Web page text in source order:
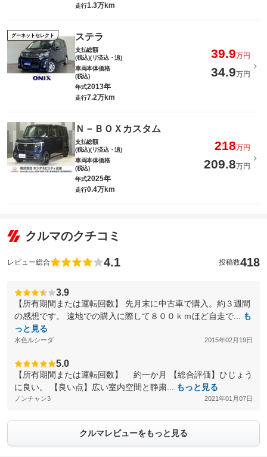
走行1.3万km
グーネットセレクト ステラ
支払総額
(税込)(リ済込・追)
39.9万円
車両本体価格
(税込)
34.9万円
年式2013年
走行7.2万km
Ｎ－ＢＯＸカスタム
支払総額
(税込)(リ済込・追)
218万円
車両本体価格
(税込)
209.8万円
年式2025年
走行0.4万km
クルマのクチコミ
レビュー総合 4.1 投稿数418
3.9
【所有期間または運転回数】 先月末に中古車で購入。約３週間
の感想です。 遠地での購入に際して８００ｋｍほど自走で...
も
っと見る
水色ルシーダ 2015年02月19日
5.0
【所有期間または運転回数】 約一か月 【総合評価】ひじょう
に良い。 【良い点】広い室内空間と静粛...
もっと見る
ノンチャン3 2021年01月07日
クルマレビューをもっと見る